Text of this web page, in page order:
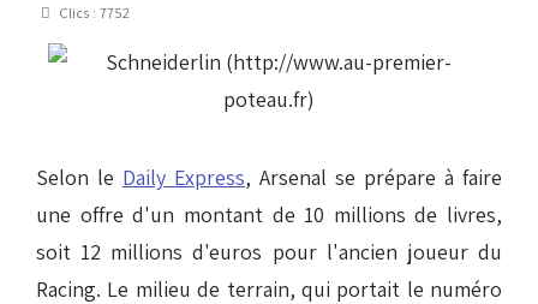
Clics : 7752
Selon le Daily Express, Arsenal se prépare à faire
une offre d'un montant de 10 millions de livres,
soit 12 millions d'euros pour l'ancien joueur du
Racing. Le milieu de terrain, qui portait le numéro